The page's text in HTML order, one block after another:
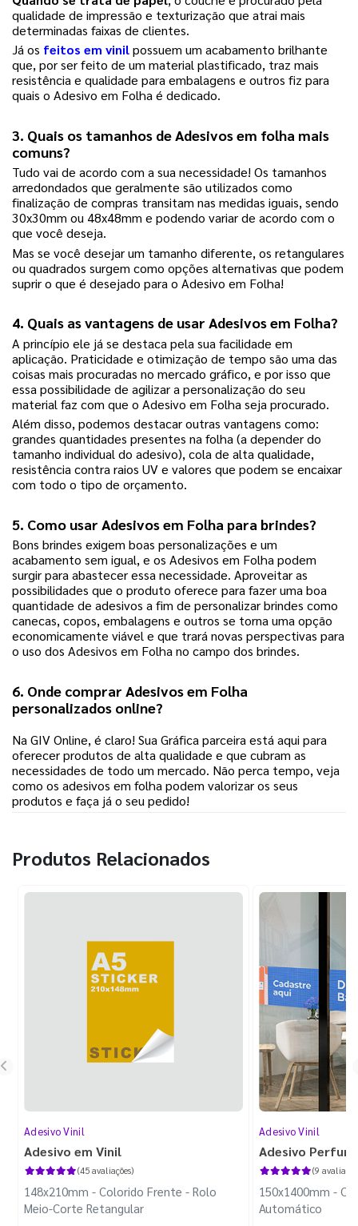
qualidade de impressão e texturização que atrai mais
determinadas faixas de clientes.
Já os feitos em vinilpossuem um acabamento brilhante
que, por ser feito de um material plastificado, traz mais
resistência e qualidade para embalagens e outros fiz para
quais o Adesivo em Folha é dedicado.
3. Quais os tamanhos de Adesivos em folha mais
comuns?
Tudo vai de acordo com a sua necessidade! Os tamanhos
arredondados que geralmente são utilizados como
finalização de compras transitam nas medidas iguais, sendo
30x30mm ou 48x48mm e podendo variar de acordo com o
que você deseja.
Mas se você desejar um tamanho diferente, os retangulares
ou quadrados surgem como opções alternativas que podem
suprir o que é desejado para o Adesivo em Folha!
4. Quais as vantagens de usar Adesivos em Folha?
A princípio ele já se destaca pela sua facilidade em
aplicação. Praticidade e otimização de tempo são uma das
coisas mais procuradas no mercado gráfico, e por isso que
essa possibilidade de agilizar a personalização do seu
material faz com que o Adesivo em Folha seja procurado.
Além disso, podemos destacar outras vantagens como:
grandes quantidades presentes na folha (a depender do
tamanho individual do adesivo), cola de alta qualidade,
resistência contra raios UV e valores que podem se encaixar
com todo o tipo de orçamento.
5. Como usar Adesivos em Folha para brindes?
Bons brindes exigem boas personalizações e um
acabamento sem igual, e os Adesivos em Folha podem
surgir para abastecer essa necessidade. Aproveitar as
possibilidades que o produto oferece para fazer uma boa
quantidade de adesivos a fim de personalizar brindes como
canecas, copos, embalagens e outros se torna uma opção
economicamente viável e que trará novas perspectivas para
o uso dos Adesivos em Folha no campo dos brindes.
6. Onde comprar Adesivos em Folha
personalizados online?
Na GIV Online, é claro! Sua Gráfica parceira está aqui para
oferecer produtos de alta qualidade e que cubram as
necessidades de todo um mercado. Não perca tempo, veja
como os adesivos em folha podem valorizar os seus
produtos e faça já o seu pedido!
Produtos Relacionados
Adesivo Vinil
Adesivo em Vinil
(45 avaliações)
148x210mm - Colorido Frente - Rolo
Meio-Corte Retangular
Adesivo Vinil
Adesivo
(9
150x1400mm -
Automático